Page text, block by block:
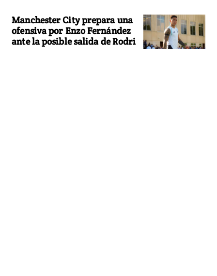
Manchester City prepara una
ofensiva por Enzo Fernández
ante la posible salida de Rodri